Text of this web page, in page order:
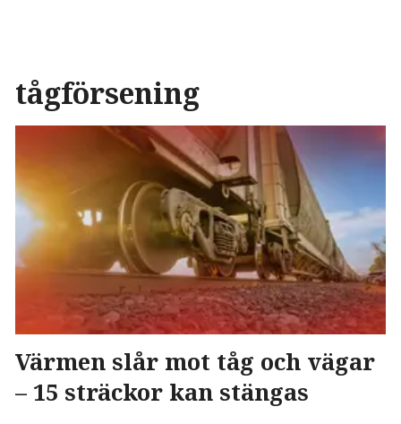
tågförsening
Värmen slår mot tåg och vägar
– 15 sträckor kan stängas